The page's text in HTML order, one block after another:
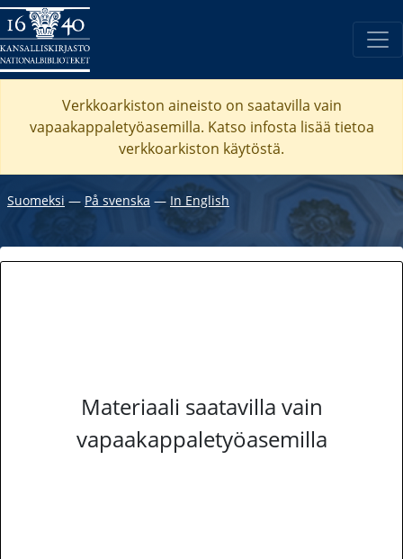
Verkkoarkiston aineisto on saatavilla vain
vapaakappaletyöasemilla. Katso infosta lisää tietoa
verkkoarkiston käytöstä.
Suomeksi ― På svenska ― In English
Materiaali saatavilla vain
vapaakappaletyöasemilla